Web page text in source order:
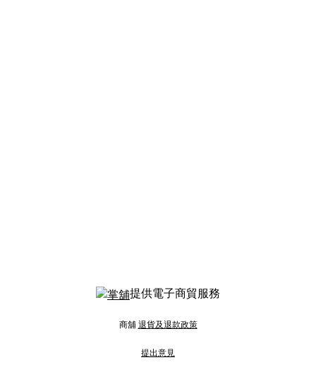
提供電子商貿服務
商舖 退貨及退款政策
提出意見